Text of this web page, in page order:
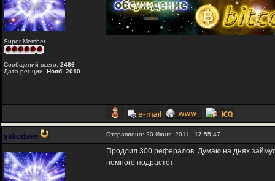
Super Member
Сообщений всего: 2486
Дата рег-ции: Нояб. 2010
yakodsen Отправлено: 20 Июня, 2011 - 17:55:47
Продлил 300 рефералов. Думаю на днях
немного подрастёт.